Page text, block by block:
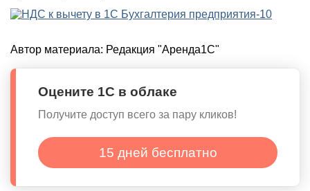
Автор материала: Редакция "Аренда1С"
Оцените 1С в облаке
Получите доступ всего за пару кликов!
15 дней бесплатно